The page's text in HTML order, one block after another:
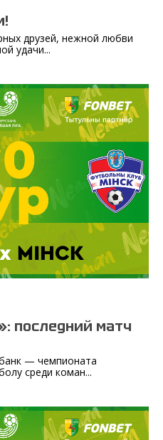
друзей, нежной любви
удачи...
последний матч
— чемпионата
среди коман...